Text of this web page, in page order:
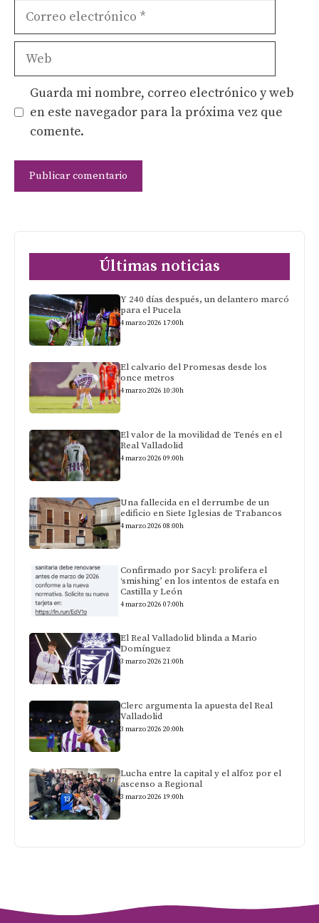
Correo
Web
Guarda mi nombre, correo electrónico y web
en este navegador para la próxima vez que
comente.
Últimas noticias
Y 240 días después, un delantero marcó
para el Pucela
4 marzo 2026 17:00h
El calvario del Promesas desde los
once metros
4 marzo 2026 10:30h
El valor de la movilidad de Tenés en el
Real Valladolid
4 marzo 2026 09:00h
Una fallecida en el derrumbe de un
edificio en Siete Iglesias de Trabancos
4 marzo 2026 08:00h
Confirmado por Sacyl: prolifera el
‘smishing’ en los intentos de estafa en
Castilla y León
4 marzo 2026 07:00h
El Real Valladolid blinda a Mario
Domínguez
3 marzo 2026 21:00h
Clerc argumenta la apuesta del Real
Valladolid
3 marzo 2026 20:00h
Lucha entre la capital y el alfoz por el
ascenso a Regional
3 marzo 2026 19:00h